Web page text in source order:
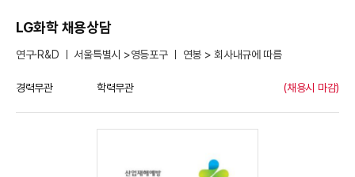
LG화학 채용상담
연구·R&D ㅣ 서울특별시 >영등포구 ㅣ 연봉 > 회사내규에 따름
경력무관 학력무관 (채용시 마감)